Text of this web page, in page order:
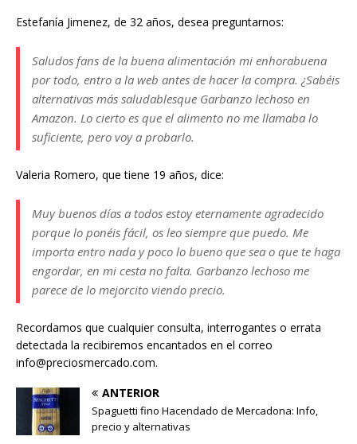
Estefanía Jimenez, de 32 años, desea preguntarnos:
Saludos fans de la buena alimentación mi enhorabuena
por todo, entro a la web antes de hacer la compra. ¿Sabéis
alternativas más saludablesque Garbanzo lechoso en
Amazon. Lo cierto es que el alimento no me llamaba lo
suficiente, pero voy a probarlo.
Valeria Romero, que tiene 19 años, dice:
Muy buenos días a todos estoy eternamente agradecido
porque lo ponéis fácil, os leo siempre que puedo. Me
importa entro nada y poco lo bueno que sea o que te haga
engordar, en mi cesta no falta. Garbanzo lechoso me
parece de lo mejorcito viendo precio.
Recordamos que cualquier consulta, interrogantes o errata
detectada la recibiremos encantados en el correo
info@preciosmercado.com.
ANTERIOR
Spaguetti fino Hacendado de Mercadona: Info,
precio y alternativas